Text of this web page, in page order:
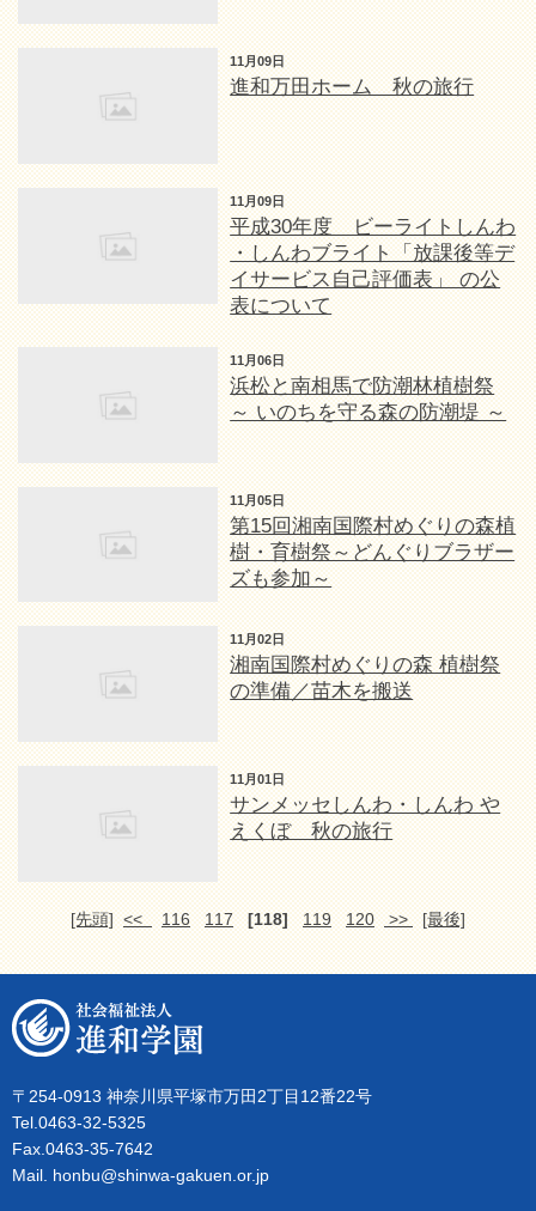
11月09日
進和万田ホーム 秋の旅行
11月09日
平成30年度 ビーライトしんわ
・しんわブライト「放課後等デ
イサービス自己評価表」 の公
表について
11月06日
浜松と南相馬で防潮林植樹祭
～ いのちを守る森の防潮堤 ～
11月05日
第15回湘南国際村めぐりの森植
樹・育樹祭～どんぐりブラザー
ズも参加～
11月02日
湘南国際村めぐりの森 植樹祭
の準備／苗木を搬送
11月01日
サンメッセしんわ・しんわ や
えくぼ 秋の旅行
[先頭] << 116 117 [118] 119 120 >> [最後]
〒254-0913 神奈川県平塚市万田2丁目12番22号
Tel.0463-32-5325
Fax.0463-35-7642
Mail. honbu@shinwa-gakuen.or.jp